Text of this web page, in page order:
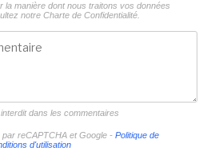
la manière dont nous traitons vos données
notre Charte de Confidentialité.
dans les commentaires
reCAPTCHA et Google - Politique de
d'utilisation